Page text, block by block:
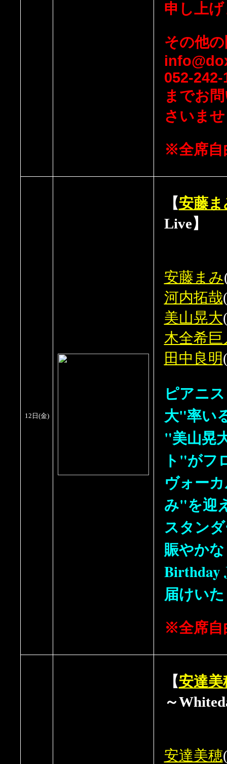
申し上
その他
052-242-
までお
さいませ
※全席自
12日(金)
【安藤ま
Live】
安藤まみ
河内拓哉
美山晃大
木全希巨
田中良明
ピアニ
大"率い
"美山晃
ト"がフ
ヴォー
み"を迎
スタン
賑やかな
Birthday
届けい
※全席自
【安達美
～
安達美穂